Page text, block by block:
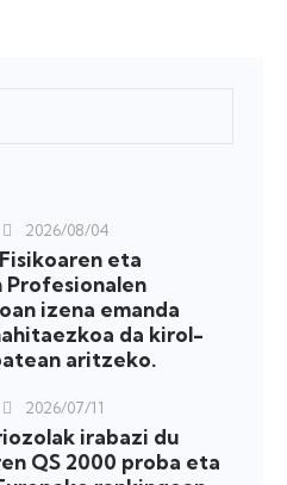
2026/08/04
eta
Profesionalen
izena emanda
da kirol-
aritzeko.
2026/07/11
irabazi du
QS 2000 proba eta